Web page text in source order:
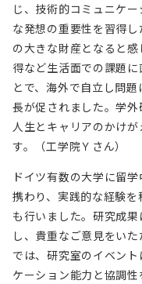
じ、技術的コミュニケ
な発想の重要性を習得
の大きな財産となると
得など生活面での課題
とで、海外で自立し問
長が促されました。学
人生とキャリアのかけ
す。（工学院Ｙさん）
ドイツ有数の大学に留
携わり、実践的な経験
も行いました。研究成
し、貴重なご意見をい
では、研究室のイベン
ケーション能力と協調